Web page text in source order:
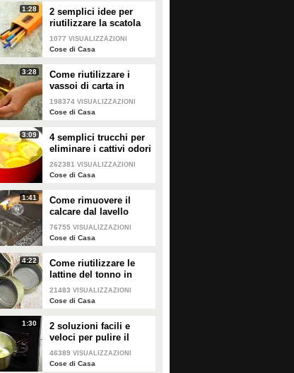
1:28
2 semplici idee per
riutilizzare la scatola
della pasta!
1077 VISUALIZZAZIONI
Cose di Casa
3:28
Come riutilizzare i
vassoi di carta in
modo geniale!
198374 VISUALIZZAZIONI
Cose di Casa
3:09
4 semplici trucchi per
eliminare i cattivi odori
in cucina!
262381 VISUALIZZAZIONI
Cose di Casa
1:41
Come rimuovere il
calcare dal lavello
76755 VISUALIZZAZIONI
Cose di Casa
4:22
Come riutilizzare le
lattine del tonno in
modo pratico e
geniale!
21483 VISUALIZZAZIONI
Cose di Casa
1:30
2 soluzioni facili e
veloci per pulire il
forno!
46389 VISUALIZZAZIONI
Cose di Casa
apparecchiare la